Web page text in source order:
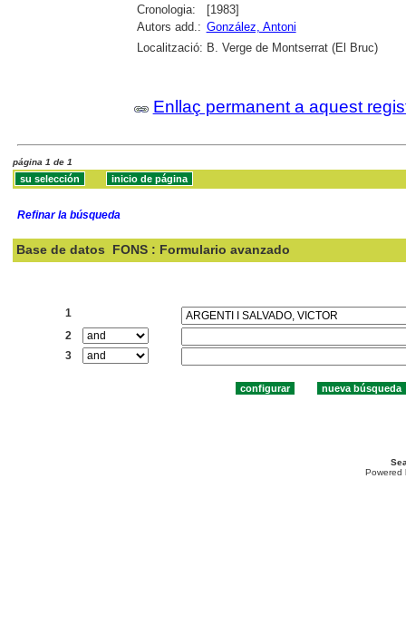
Cronologia:
[1983]
Autors add.: González, Antoni
Localització: B. Verge de Montserrat (El Bruc)
Enllaç permanent a aquest
página 1 de 1
Refinar la búsqueda
Base de datos FONS : Formulario avanzado
1
2
3
Powered